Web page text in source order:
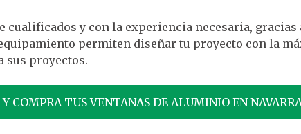
y con la experiencia necesaria, gracias
permiten diseñar tu proyecto con la
sus proyectos.
COMPRA TUS VENTANAS DE ALUMINIO EN